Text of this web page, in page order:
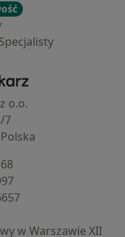
- Strona główna
o.o.
7
w Warszawie XII